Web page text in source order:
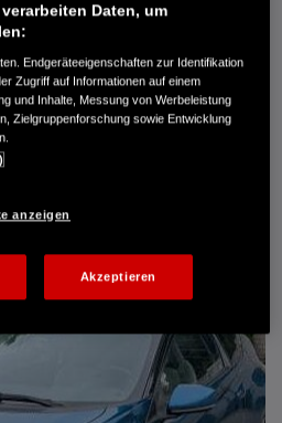
Daten, um
Endgeräteeigenschaften zur Identifikation
Zugriff auf Informationen auf einem
und Inhalte, Messung von Werbeleistung
Zielgruppenforschung sowie Entwicklung
anzeigen
Akzeptieren